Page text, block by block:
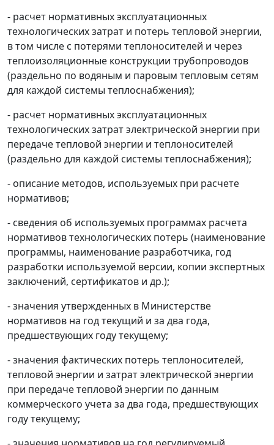
- расчет нормативных эксплуатационных
технологических затрат и потерь тепловой энергии,
в том числе с потерями теплоносителей и через
теплоизоляционные конструкции трубопроводов
(раздельно по водяным и паровым тепловым сетям
для каждой системы теплоснабжения);
- расчет нормативных эксплуатационных
технологических затрат электрической энергии при
передаче тепловой энергии и теплоносителей
(раздельно для каждой системы теплоснабжения);
- описание методов, используемых при расчете
нормативов;
- сведения об используемых программах расчета
нормативов технологических потерь (наименование
программы, наименование разработчика, год
разработки используемой версии, копии экспертных
заключений, сертификатов и др.);
- значения утвержденных в Министерстве
нормативов на год текущий и за два года,
предшествующих году текущему;
- значения фактических потерь теплоносителей,
тепловой энергии и затрат электрической энергии
при передаче тепловой энергии по данным
коммерческого учета за два года, предшествующих
году текущему;